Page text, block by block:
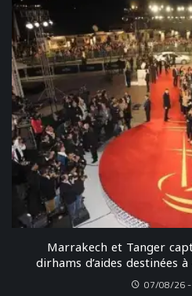
Marrakech et Tanger
dirhams d’aides destinées
07/08/26